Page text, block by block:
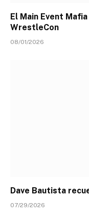
El Main Event
WrestleCon
08/01/2026
Dave Bautista
07/29/2026